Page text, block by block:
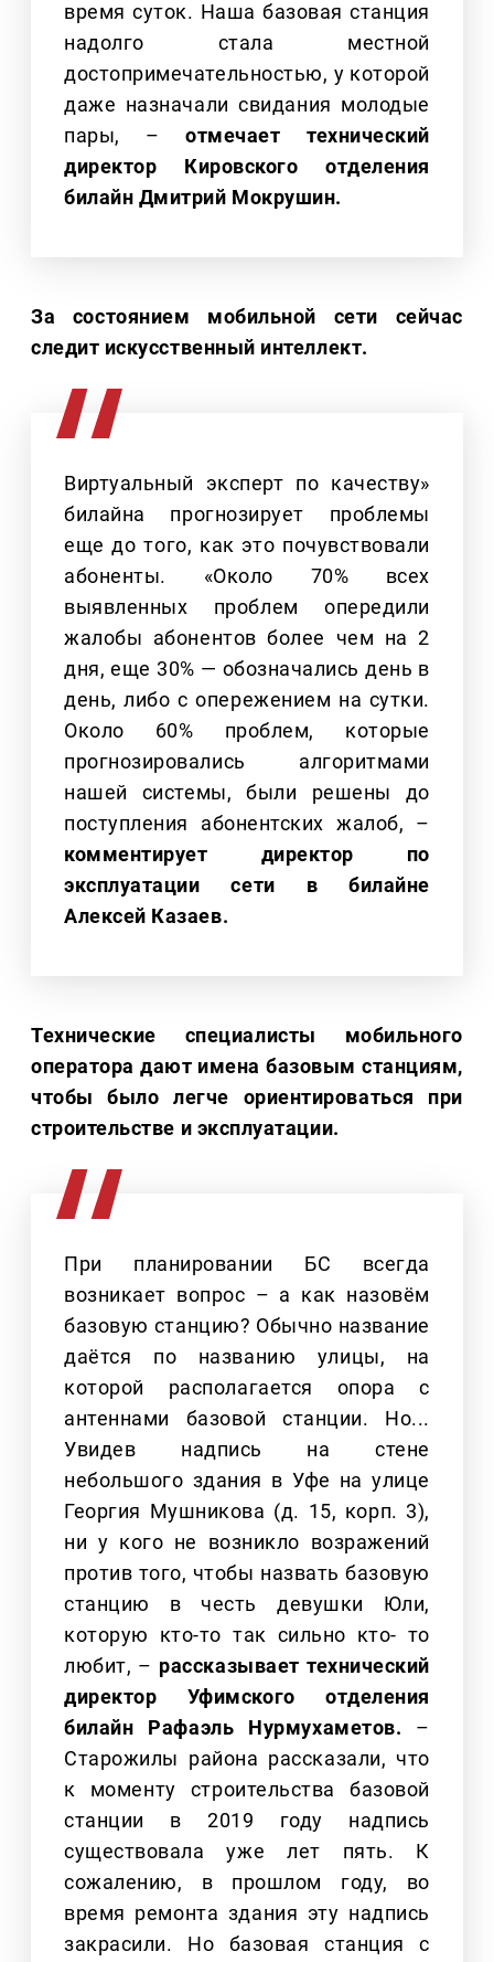
время суток. Наша базовая станция
надолго стала местной
достопримечательностью, у которой
даже назначали свидания молодые
пары, –отмечает технический
директор Кировского отделения
билайн Дмитрий Мокрушин.
За состоянием мобильной сети сейчас
следит искусственный интеллект.
Виртуальный эксперт по качеству»
билайна прогнозирует проблемы
еще до того, как это почувствовали
абоненты. «Около 70% всех
выявленных проблем опередили
жалобы абонентов более чем на 2
дня, еще 30% — обозначались день в
день, либо с опережением на сутки.
Около 60% проблем, которые
прогнозировались алгоритмами
нашей системы, были решены до
поступления абонентских жалоб, –
комментирует директор по
эксплуатации сети в билайне
Алексей Казаев.
Технические специалисты мобильного
оператора дают имена базовым станциям,
чтобы было легче ориентироваться при
строительстве и эксплуатации.
При планировании БС всегда
возникает вопрос – а как назовём
базовую станцию? Обычно название
даётся по названию улицы, на
которой располагается опора с
антеннами базовой станции. Но...
Увидев надпись на стене
небольшого здания в Уфе на улице
Георгия Мушникова (д. 15, корп. 3),
ни у кого не возникло возражений
против того, чтобы назвать базовую
станцию в честь девушки Юли,
которую кто-то так сильно кто- то
любит, – рассказывает технический
директор Уфимского отделения
билайн Рафаэль Нурмухаметов. –
Старожилы района рассказали, что
к моменту строительства базовой
станции в 2019 году надпись
существовала уже лет пять. К
сожалению, в прошлом году, во
время ремонта здания эту надпись
закрасили. Но базовая станция с